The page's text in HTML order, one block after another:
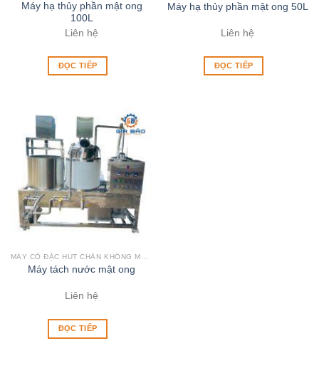
Máy hạ thủy phần mật ong
100L
Liên hệ
ĐỌC TIẾP
Máy hạ thủy phần mật ong 50L
Liên hệ
ĐỌC TIẾP
Máy tách nước mật ong
Liên hệ
ĐỌC TIẾP